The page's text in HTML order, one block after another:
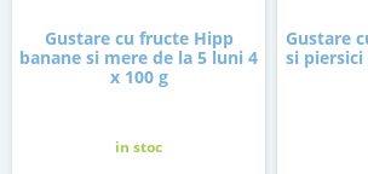
Gustare cu fructe Hipp
banane si mere de la 5 luni 4
x 100 g
in stoc
Gustare
si piersici